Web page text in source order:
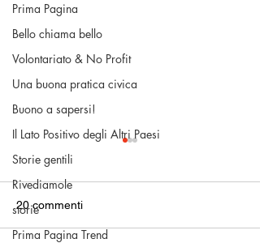
Prima Pagina
Bello chiama bello
Volontariato & No Profit
Una buona pratica civica
Buono a sapersi!
Il Lato Positivo degli Altri Paesi
Storie gentili
Rivediamole
storie
Prima Pagina Trend
20 commenti